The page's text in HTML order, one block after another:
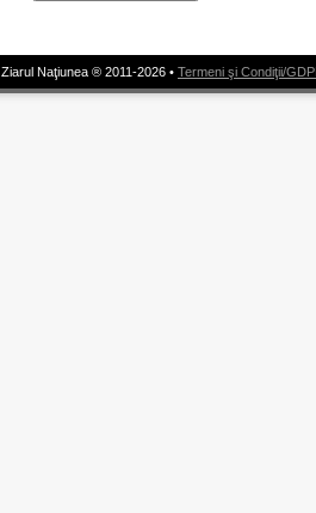
Ziarul Naţiunea ® 2011-2026 • Termeni şi Condiţii/